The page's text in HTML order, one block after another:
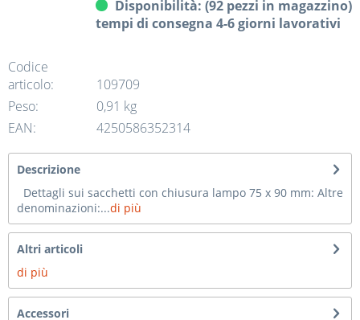
Disponibilità: (92 pezzi in magazzino)
tempi di consegna 4-6 giorni lavorativi
Codice
articolo:
109709
Peso:
0,91 kg
EAN:
4250586352314
Descrizione
Dettagli sui sacchetti con chiusura lampo 75 x 90 mm: Altre
denominazioni:...di più
Altri articoli
di più
Accessori